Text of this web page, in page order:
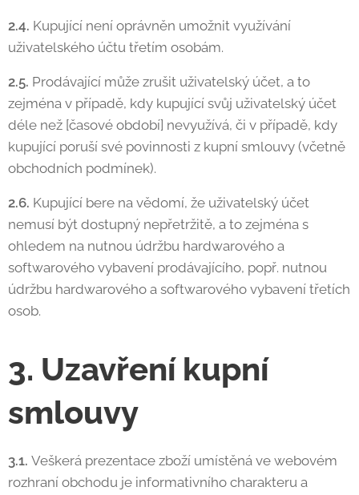
2.4. Kupující není oprávněn umožnit využívání
uživatelského účtu třetím osobám.
2.5. Prodávající může zrušit uživatelský účet, a to
zejména v případě, kdy kupující svůj uživatelský účet
déle než [časové období] nevyužívá, či v případě, kdy
kupující poruší své povinnosti z kupní smlouvy (včetně
obchodních podmínek).
2.6. Kupující bere na vědomí, že uživatelský účet
nemusí být dostupný nepřetržitě, a to zejména s
ohledem na nutnou údržbu hardwarového a
softwarového vybavení prodávajícího, popř. nutnou
údržbu hardwarového a softwarového vybavení třetích
osob.
3. Uzavření kupní
smlouvy
3.1. Veškerá prezentace zboží umístěná ve webovém
rozhraní obchodu je informativního charakteru a